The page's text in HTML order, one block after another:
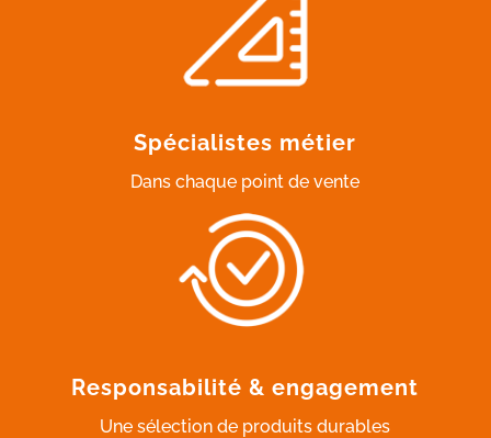
Spécialistes métier
Dans chaque point de vente
Responsabilité & engagement
Une sélection de produits durables